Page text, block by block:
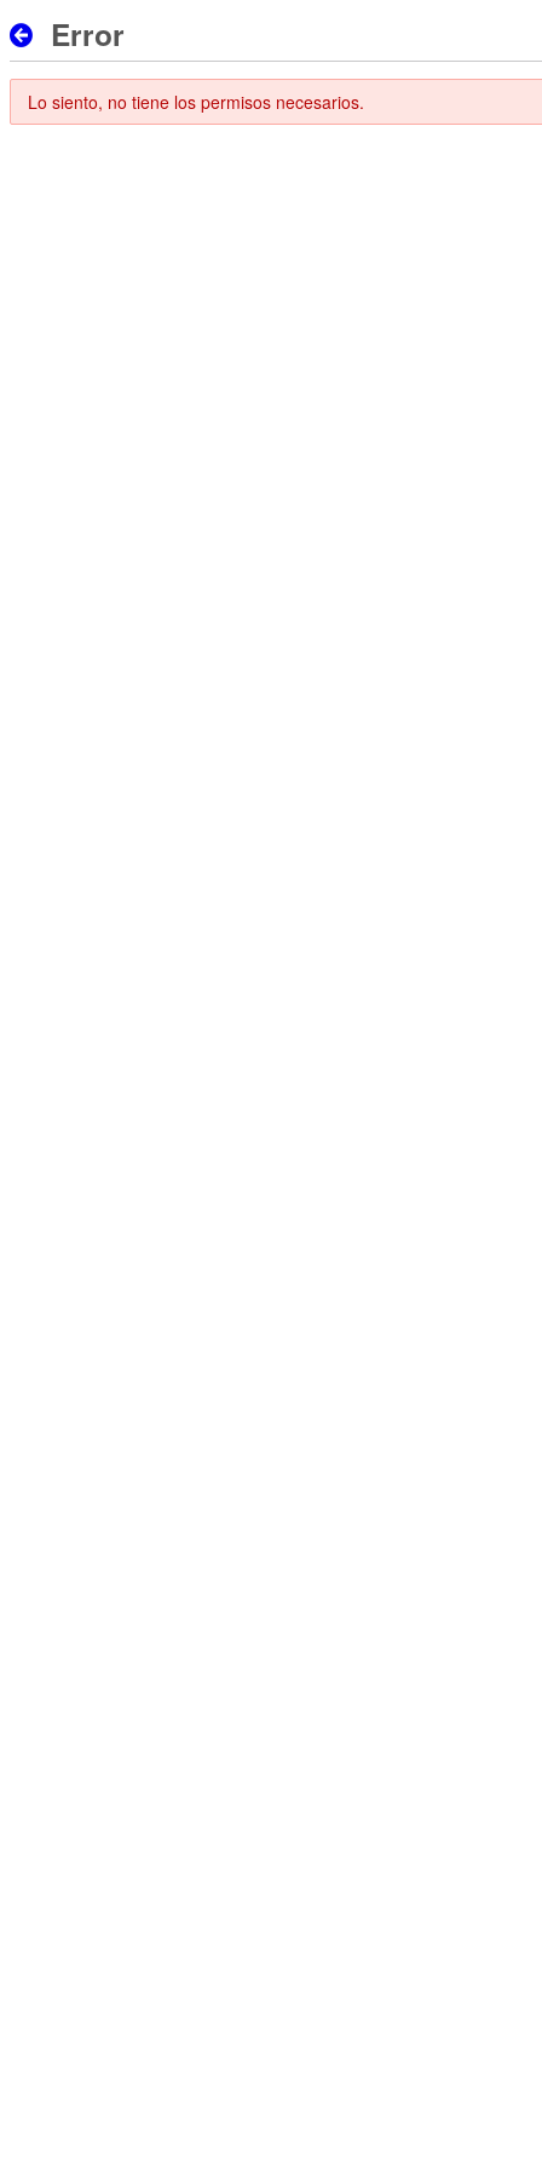
Error
Lo siento, no tiene los permisos necesarios.